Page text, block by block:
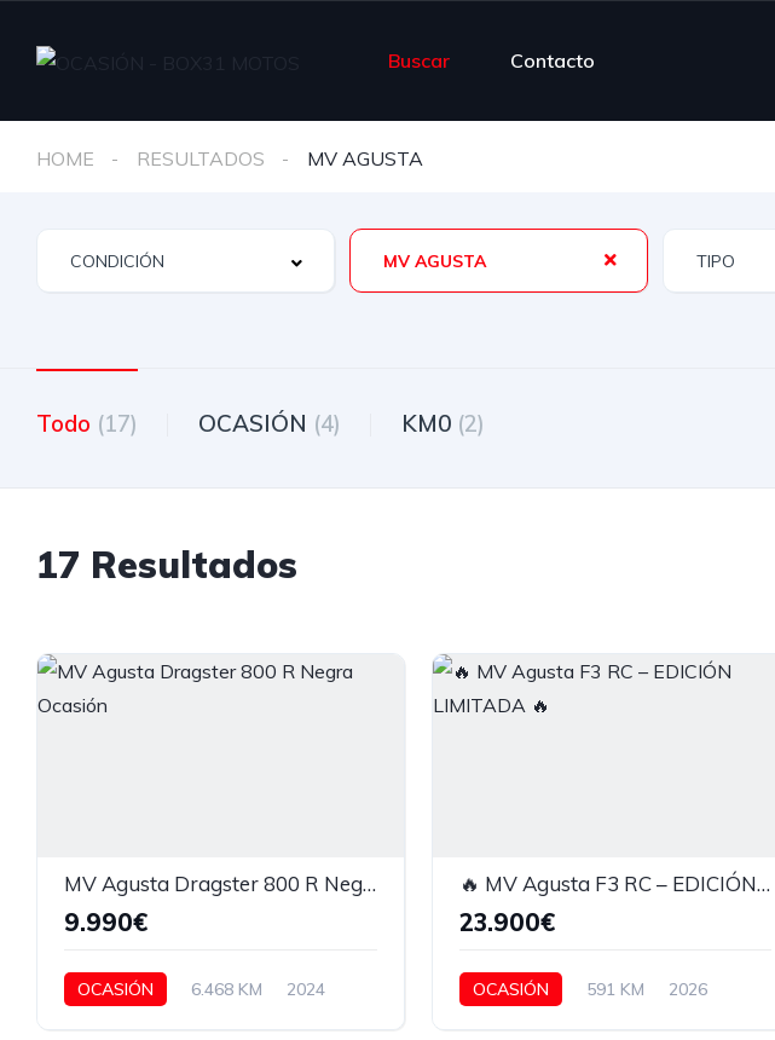
Buscar Contacto
HOME RESULTADOS MV AGUSTA
MV AGUSTA TIPO
Todo (17) OCASIÓN (4) KM0 (2)
17 Resultados
MV Agusta Dragster 800 R Negra Ocasión
9.990€
OCASIÓN 6.468 KM 2024
🔥 MV Agusta F3 RC – EDICIÓN LIMITADA 🔥
23.900€
OCASIÓN 591 KM 2026